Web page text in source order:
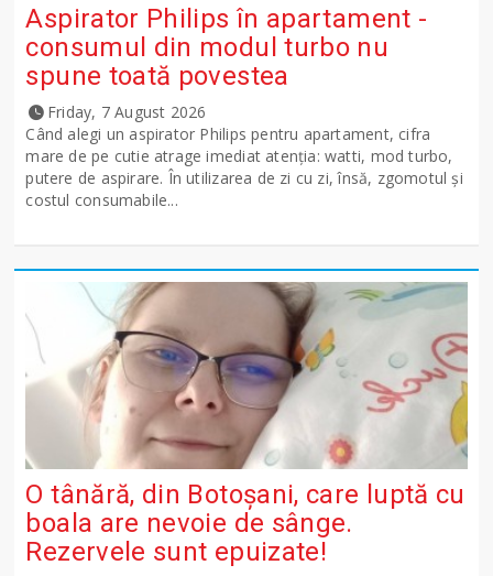
Aspirator Philips în apartament -
consumul din modul turbo nu
spune toată povestea
Friday, 7 August 2026
Când alegi un aspirator Philips pentru apartament, cifra
mare de pe cutie atrage imediat atenția: watti, mod turbo,
putere de aspirare. În utilizarea de zi cu zi, însă, zgomotul și
costul consumabile...
O tânără, din Botoșani, care luptă cu
boala are nevoie de sânge.
Rezervele sunt epuizate!